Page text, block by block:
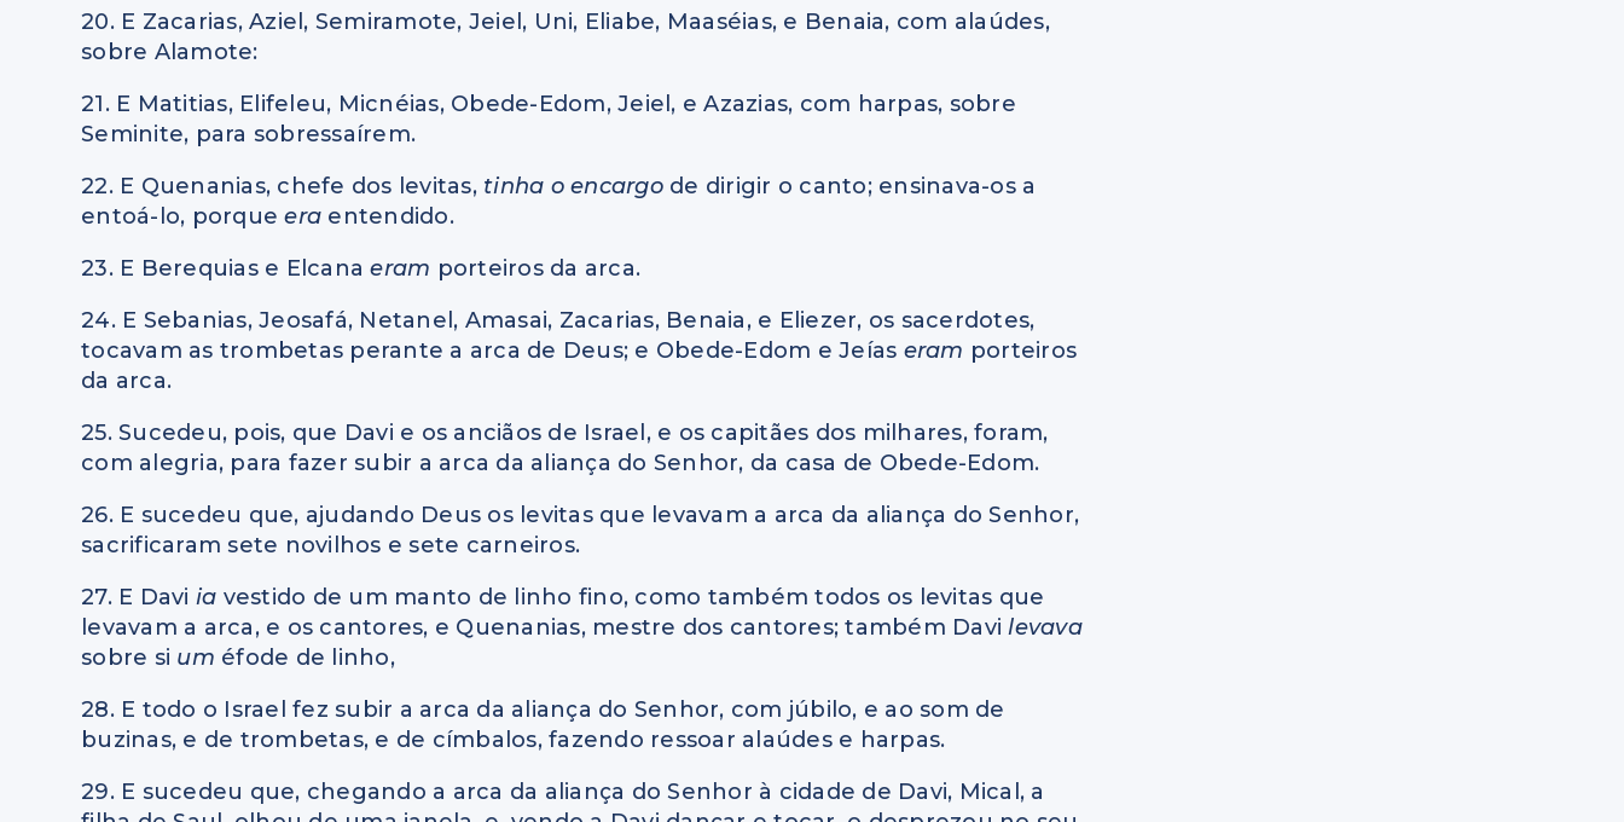
20. E Zacarias, Aziel, Semiramote, Jeiel, Uni, Eliabe, Maaséias, e Benaia, com alaúdes,
sobre Alamote:
21. E Matitias, Elifeleu, Micnéias, Obede-Edom, Jeiel, e Azazias, com harpas, sobre
Seminite, para sobressaírem.
22. E Quenanias, chefe dos levitas, tinha o encargo de dirigir o canto; ensinava-os a
entoá-lo, porqueera entendido.
23. E Berequias e Elcanaeram porteiros da arca.
24. E Sebanias, Jeosafá, Netanel, Amasai, Zacarias, Benaia, e Eliezer, os sacerdotes,
tocavam as trombetas perante a arca de Deus; e Obede-Edom e Jeías eram porteiros
da arca.
25. Sucedeu, pois, que Davi e os anciãos de Israel, e os capitães dos milhares, foram,
com alegria, para fazer subir a arca da aliança do Senhor, da casa de Obede-Edom.
26. E sucedeu que, ajudando Deus os levitas que levavam a arca da aliança do Senhor,
sacrificaram sete novilhos e sete carneiros.
27. E Davi ia vestido de um manto de linho fino, como também todos os levitas que
levavam a arca, e os cantores, e Quenanias, mestre dos cantores; também Davilevava
sobre si um éfode de linho,
28. E todo o Israel fez subir a arca da aliança do Senhor, com júbilo, e ao som de
buzinas, e de trombetas, e de címbalos, fazendo ressoar alaúdes e harpas.
29. E sucedeu que, chegando a arca da aliança do Senhor à cidade de Davi, Mical, a